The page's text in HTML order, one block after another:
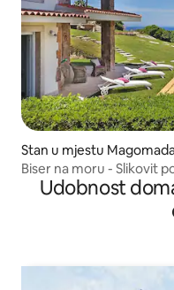
Stan u mjestu
Biser na moru
Udobnost